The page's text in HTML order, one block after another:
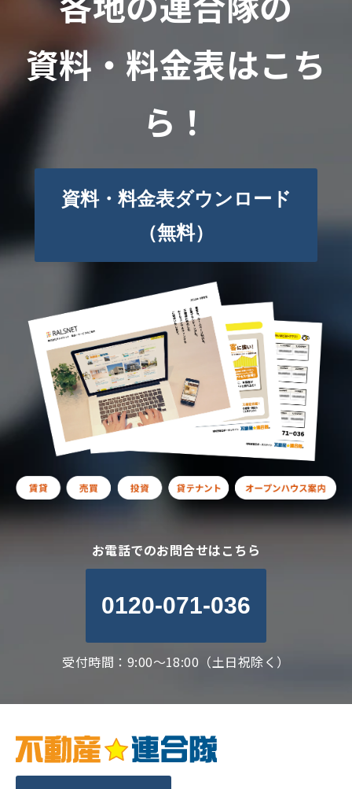
資料・料金表はこち
ら！
資料・料金表ダウンロード
（無料）
お電話でのお問合せはこちら
0120-071-036
受付時間：9:00～18:00（土日祝除く）